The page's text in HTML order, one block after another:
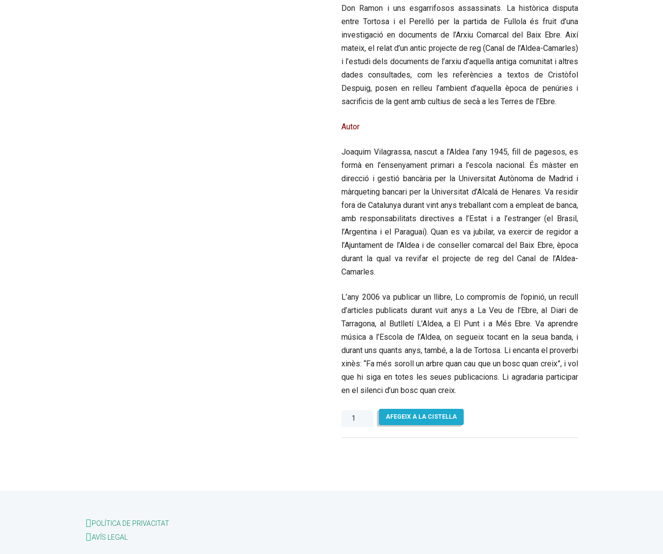
Don Ramon i uns esgarrifosos assassinats. La històrica disputa
entre Tortosa i el Perelló per la partida de Fullola és fruit d’una
investigació en documents de l’Arxiu Comarcal del Baix Ebre. Així
mateix, el relat d’un antic projecte de reg (Canal de l’Aldea-Camarles)
i l’estudi dels documents de l’arxiu d’aquella antiga comunitat i altres
dades consultades, com les referències a textos de Cristòfol
Despuig, posen en relleu l’ambient d’aquella època de penúries i
sacrificis de la gent amb cultius de secà a les Terres de l’Ebre.
Autor
Joaquim Vilagrassa, nascut a l’Aldea l’any 1945, fill de pagesos, es
formà en l’ensenyament primari a l’escola nacional. És màster en
direcció i gestió bancària per la Universitat Autònoma de Madrid i
màrqueting bancari per la Universitat d’Alcalá de Henares. Va residir
fora de Catalunya durant vint anys treballant com a empleat de banca,
amb responsabilitats directives a l’Estat i a l’estranger (el Brasil,
l’Argentina i el Paraguai). Quan es va jubilar, va exercir de regidor a
l’Ajuntament de l’Aldea i de conseller comarcal del Baix Ebre, època
durant la qual va revifar el projecte de reg del Canal de l’Aldea-
Camarles.
L’any 2006 va publicar un llibre, Lo compromís de l’opinió, un recull
d’articles publicats durant vuit anys a La Veu de l’Ebre, al Diari de
Tarragona, al Butlletí L’Aldea, a El Punt i a Més Ebre. Va aprendre
música a l’Escola de l’Aldea, on segueix tocant en la seua banda, i
durant uns quants anys, també, a la de Tortosa. Li encanta el proverbi
xinès: “Fa més soroll un arbre quan cau que un bosc quan creix”, i vol
que hi siga en totes les seues publicacions. Li agradaria participar
en el silenci d’un bosc quan creix.
quantitat
Les
AFEGEIX A LA CISTELLA
POLÍTICA DE PRIVACITAT
AVÍS LEGAL